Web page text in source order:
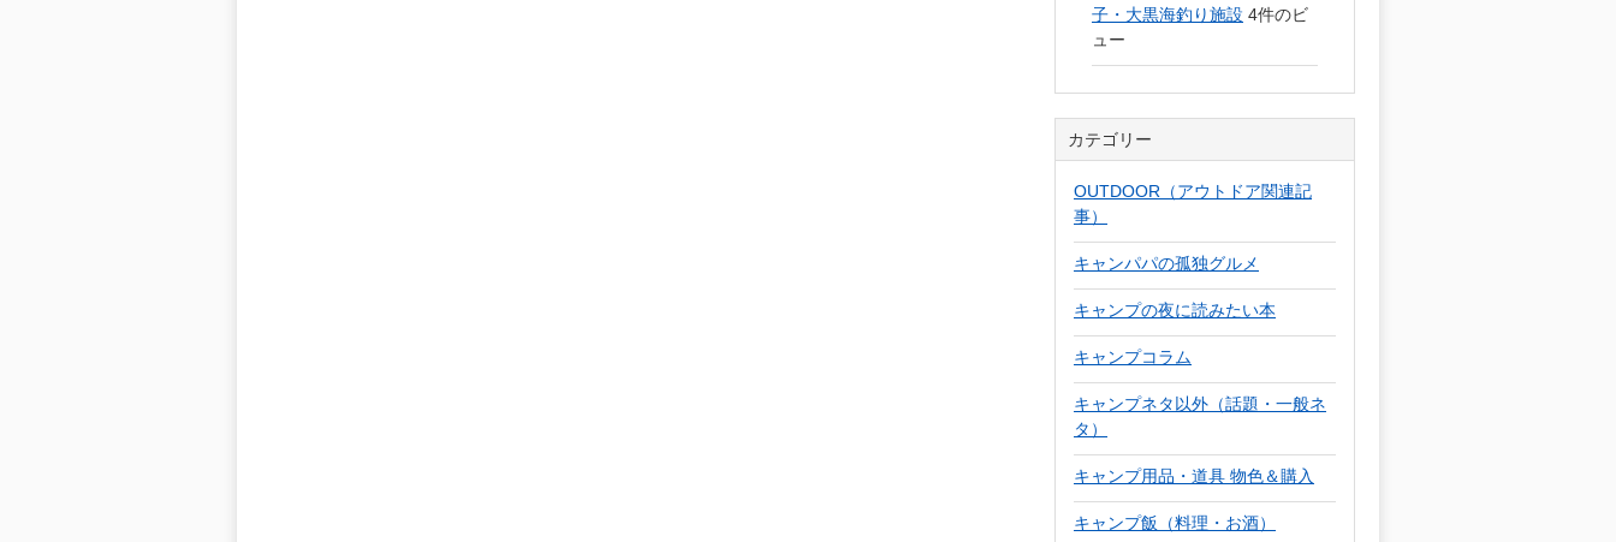
子・大黒海釣り施設 4件のビ
ュー
カテゴリー
OUTDOOR（アウトドア関連記
事）
キャンパパの孤独グルメ
キャンプの夜に読みたい本
キャンプコラム
キャンプネタ以外（話題・一般ネ
タ）
キャンプ用品・道具 物色＆購入
キャンプ飯（料理・お酒）